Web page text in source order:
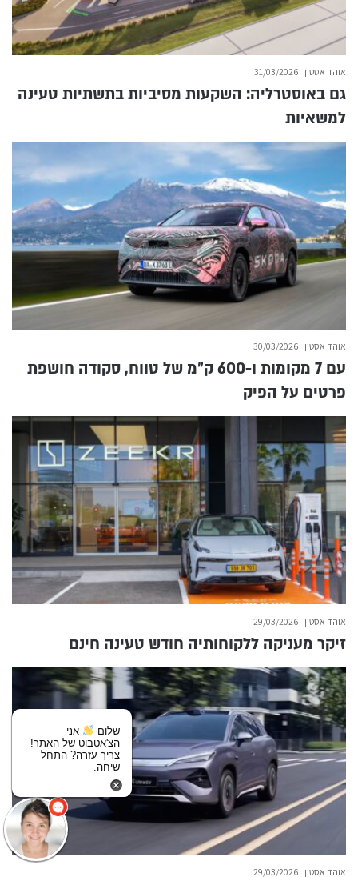
אוהד אסטון 31/03/2026
גם באוסטרליה: השקעות מסיביות בתשתיות טעינה
למשאיות
אוהד אסטון 30/03/2026
עם 7 מקומות ו-600 ק״מ של טווח, סקודה חושפת
פרטים על הפיק
אוהד אסטון 29/03/2026
זיקר מעניקה ללקוחותיה חודש טעינה חינם
אוהד אסטון 29/03/2026
שלום
אני
הצ'אטבוט של האתר!
צריך עזרה? התחל
שיחה.